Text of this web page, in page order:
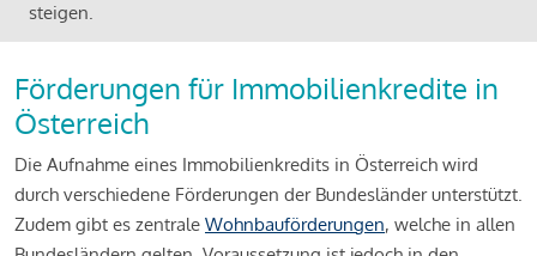
steigen.
Förderungen für Immobilienkredite in
Österreich
Die Aufnahme eines Immobilienkredits in Österreich wird
durch verschiedene Förderungen der Bundesländer unterstützt.
Zudem gibt es zentrale Wohnbauförderungen, welche in allen